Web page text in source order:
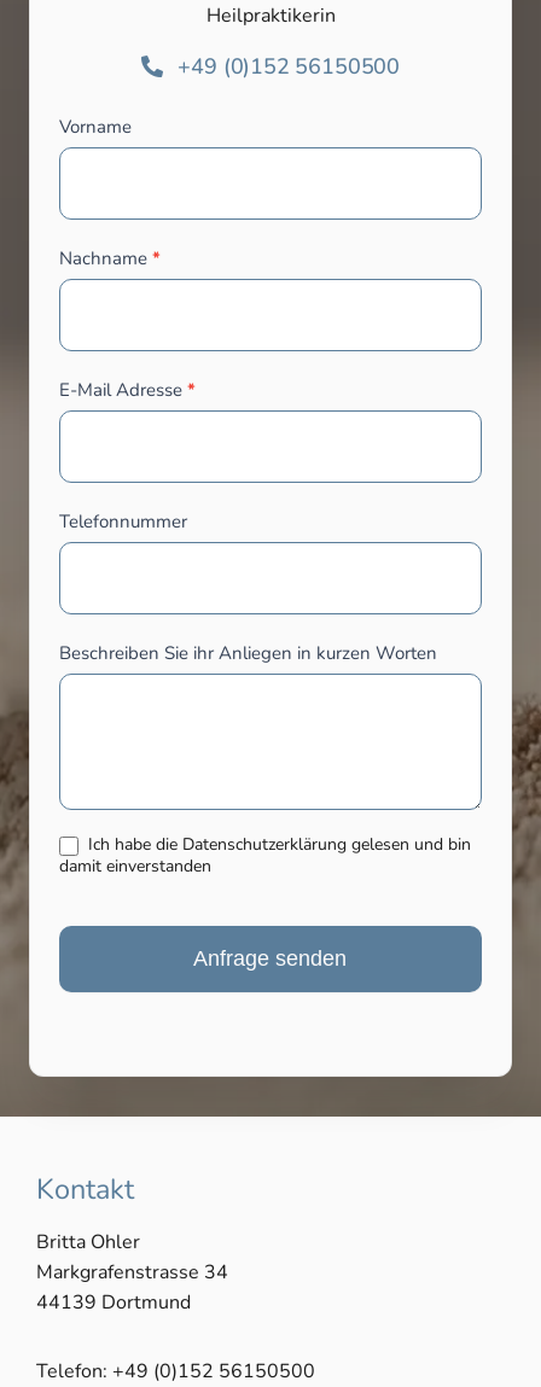
Heilpraktikerin
+49 (0)152 56150500
Kontakt
Vorname
Nachname*
E-Mail Adresse*
Telefonnummer
Beschreiben Sie ihr Anliegen in kurzen Worten
Ich habe die Datenschutzerklärung gelesen und bin
damit einverstanden
Anfrage senden
Kontakt
Britta Ohler
Markgrafenstrasse 34
44139 Dortmund
Telefon: +49 (0)152 56150500